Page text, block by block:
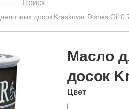
досок Kraskovar Dishes Oil
Масло
досок
Цвет